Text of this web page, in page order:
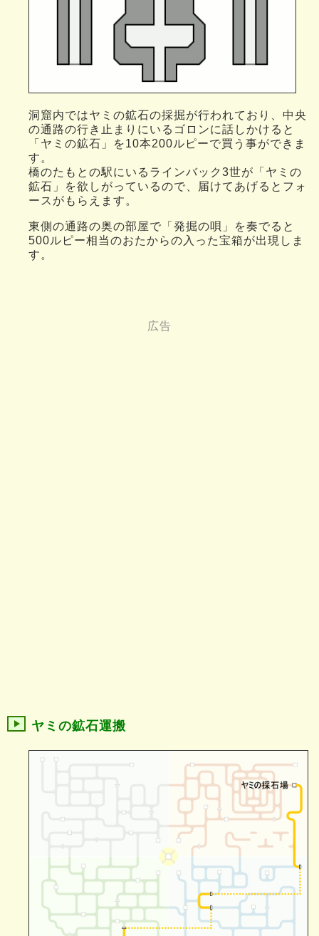
洞窟内ではヤミの鉱石の採掘が行われており、中央
の通路の行き止まりにいるゴロンに話しかけると
「ヤミの鉱石」を10本200ルピーで買う事ができま
す。
橋のたもとの駅にいるラインバック3世が「ヤミの
鉱石」を欲しがっているので、届けてあげるとフォ
ースがもらえます。
東側の通路の奥の部屋で「発掘の唄」を奏でると
500ルピー相当のおたからの入った宝箱が出現しま
す。
ヤミの鉱石運搬